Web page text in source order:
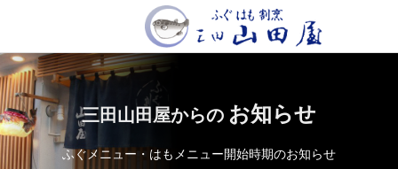
三田山田屋からの お知らせ
ふぐメニュー・はもメニュー開始時期のお知らせ